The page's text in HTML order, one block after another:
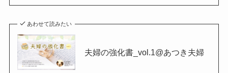
あわせて読みたい
夫婦の強化書_vol.1@あつき夫婦